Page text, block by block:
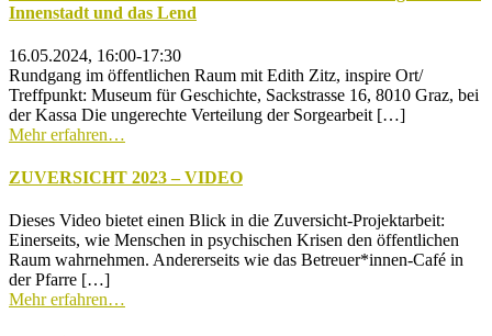
Innenstadt und das Lend
16.05.2024, 16:00-17:30
Rundgang im öffentlichen Raum mit Edith Zitz, inspire Ort/
Treffpunkt: Museum für Geschichte, Sackstrasse 16, 8010 Graz, bei
der Kassa Die ungerechte Verteilung der Sorgearbeit […]
Mehr erfahren…
ZUVERSICHT 2023 – VIDEO
Dieses Video bietet einen Blick in die Zuversicht-Projektarbeit:
Einerseits, wie Menschen in psychischen Krisen den öffentlichen
Raum wahrnehmen. Andererseits wie das Betreuer*innen-Café in
der Pfarre […]
Mehr erfahren…